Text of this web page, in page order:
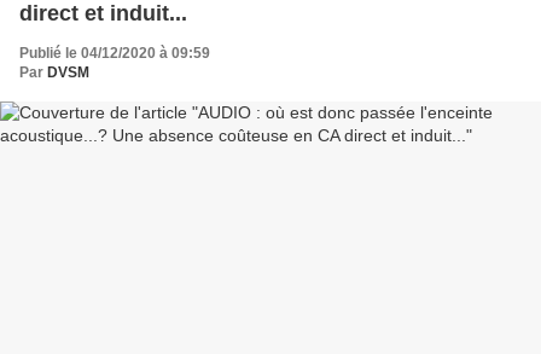
direct et induit...
Publié le 04/12/2020 à 09:59
Par DVSM